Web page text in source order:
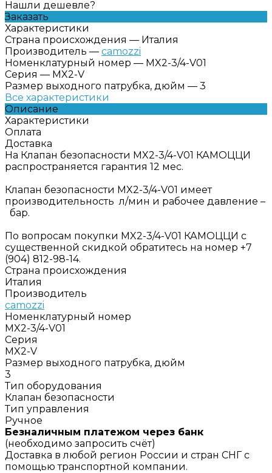
Нашли дешевле?
Заказать
Характеристики
Страна происхождения — Италия
Производитель — camozzi
Номенклатурный номер — MX2-3/4-V01
Серия — MX2-V
Размер выходного патрубка, дюйм — 3
Все характеристики
Описание
Характеристики
Оплата
Доставка
На Клапан безопасности MX2-3/4-V01 КАМОЦЦИ
распространяется гарантия 12 мес.
Клапан безопасности MX2-3/4-V01 имеет
производительность л/мин и рабочее давление –
бар.
По вопросам покупки MX2-3/4-V01 КАМОЦЦИ с
существенной скидкой обратитесь на номер +7
(904) 812-98-14.
Страна происхождения
Италия
Производитель
camozzi
Номенклатурный номер
MX2-3/4-V01
Серия
MX2-V
Размер выходного патрубка, дюйм
3
Тип оборудования
Клапан безопасности
Тип управления
Ручное
Безналичным платежом через банк
(необходимо запросить счёт)
Доставка в любой регион России и стран СНГ с
помощью транспортной компании.